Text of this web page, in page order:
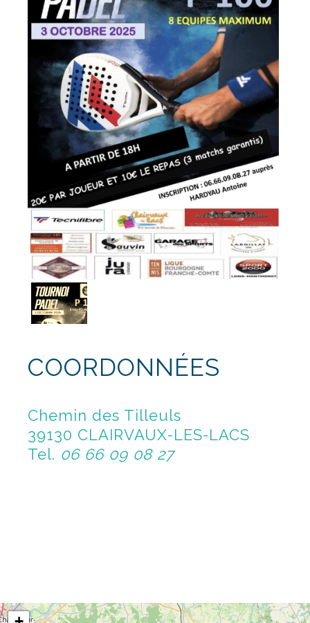
COORDONNÉES
Chemin des Tilleuls
39130 CLAIRVAUX-LES-LACS
Tel. 06 66 09 08 27